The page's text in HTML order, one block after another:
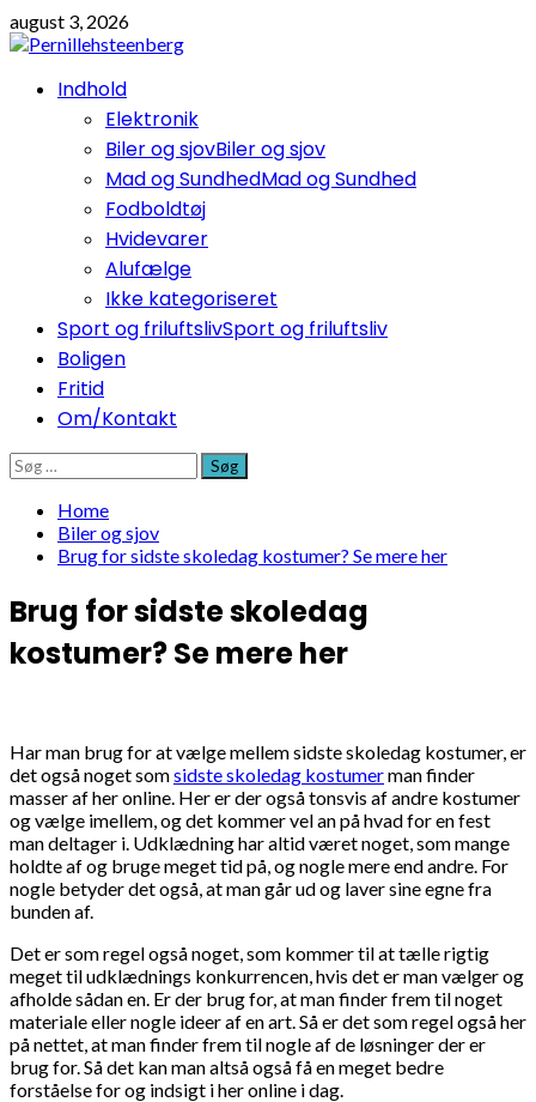
Skip
to
august 3, 2026
PrimaryIndhold
Elektronik
Biler og sjovBiler og sjov
Mad og SundhedMad og Sundhed
Fodboldtøj
Hvidevarer
Alufælge
Ikke kategoriseret
Sport og friluftslivSport og friluftsliv
Boligen
Fritid
Om/Kontakt
Søg
efter:
Home
Biler og sjov
Brug for sidste skoledag kostumer? Se mere her
Brug for sidste skoledag
kostumer? Se mere her
Har man brug for at vælge mellem sidste skoledag kostumer, er
det også noget somsidste skoledag kostumerman finder
masser af her online. Her er der også tonsvis af andre kostumer
og vælge imellem, og det kommer vel an på hvad for en fest
man deltager i. Udklædning har altid været noget, som mange
holdte af og bruge meget tid på, og nogle mere end andre. For
nogle betyder det også, at man går ud og laver sine egne fra
bunden af.
Det er som regel også noget, som kommer til at tælle rigtig
meget til udklædnings konkurrencen, hvis det er man vælger og
afholde sådan en. Er der brug for, at man finder frem til noget
materiale eller nogle ideer af en art. Så er det som regel også her
på nettet, at man finder frem til nogle af de løsninger der er
brug for. Så det kan man altså også få en meget bedre
forståelse for og indsigt i her online i dag.